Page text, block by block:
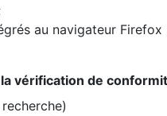
au navigateur Firefox
vérification de